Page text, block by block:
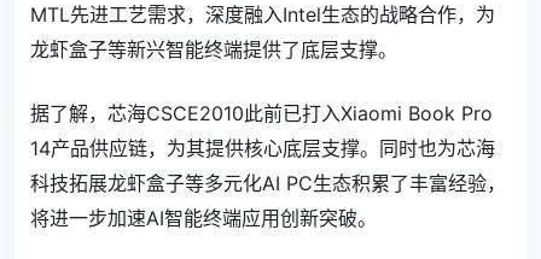
MTL先进工艺需求，深度融入Intel生态的战略合作，为
龙虾盒子等新兴智能终端提供了底层支撑。
据了解，芯海CSCE2010此前已打入Xiaomi Book Pro
14产品供应链，为其提供核心底层支撑。同时也为芯海
科技拓展龙虾盒子等多元化AI PC生态积累了丰富经验，
将进一步加速AI智能终端应用创新突破。